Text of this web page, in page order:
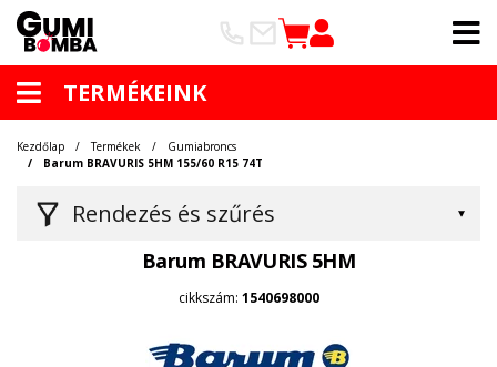
TERMÉKEINK
Rendezés és szűrés
Kezdőlap Termékek
Gumiabroncs
Barum BRAVURIS 5HM 155/60 R15 74T
Barum BRAVURIS 5HM
cikkszám: 1540698000